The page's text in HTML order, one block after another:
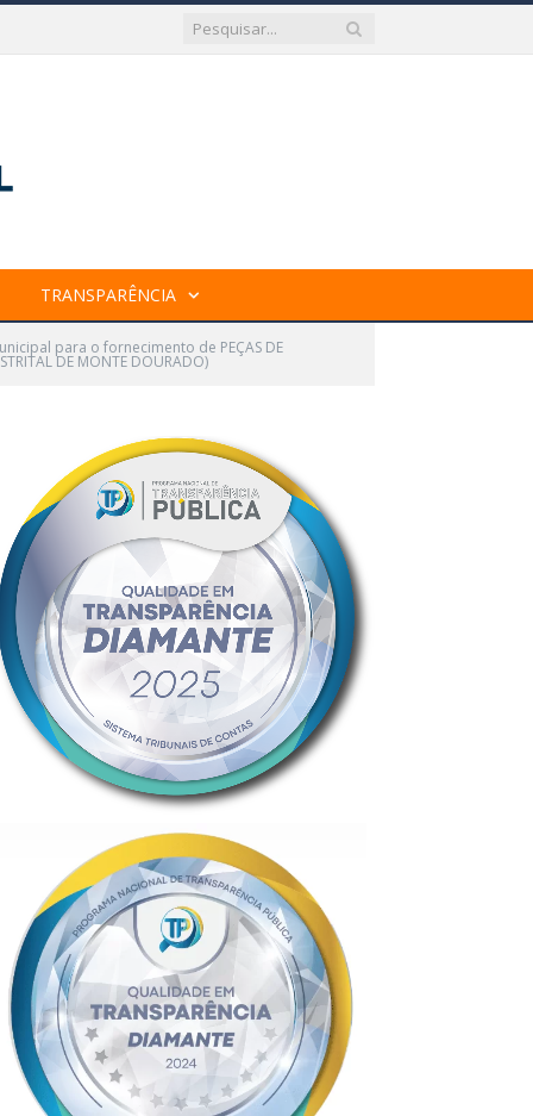
TRANSPARÊNCIA
para o fornecimento de PEÇAS DE
DE MONTE DOURADO)